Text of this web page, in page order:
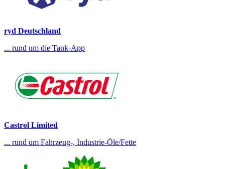
ryd Deutschland
... rund um die Tank-App
Castrol Limited
... rund um Fahrzeug-, Industrie-Öle/Fette